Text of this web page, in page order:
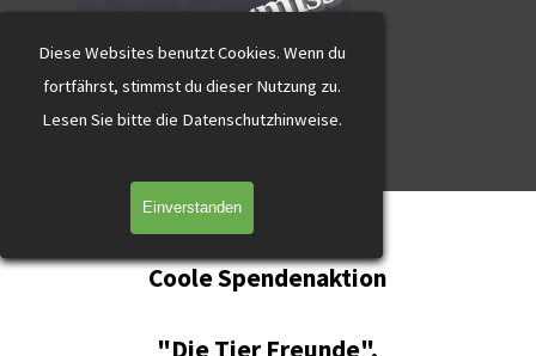
Diese Websites benutzt Cookies. Wenn du
fortfährst, stimmst du dieser Nutzung zu.
Lesen Sie bitte die Datenschutzhinweise.
Einverstanden
Direkt zum Seiteninhalt
Coole Spendenaktion
"Die Tier Freunde",